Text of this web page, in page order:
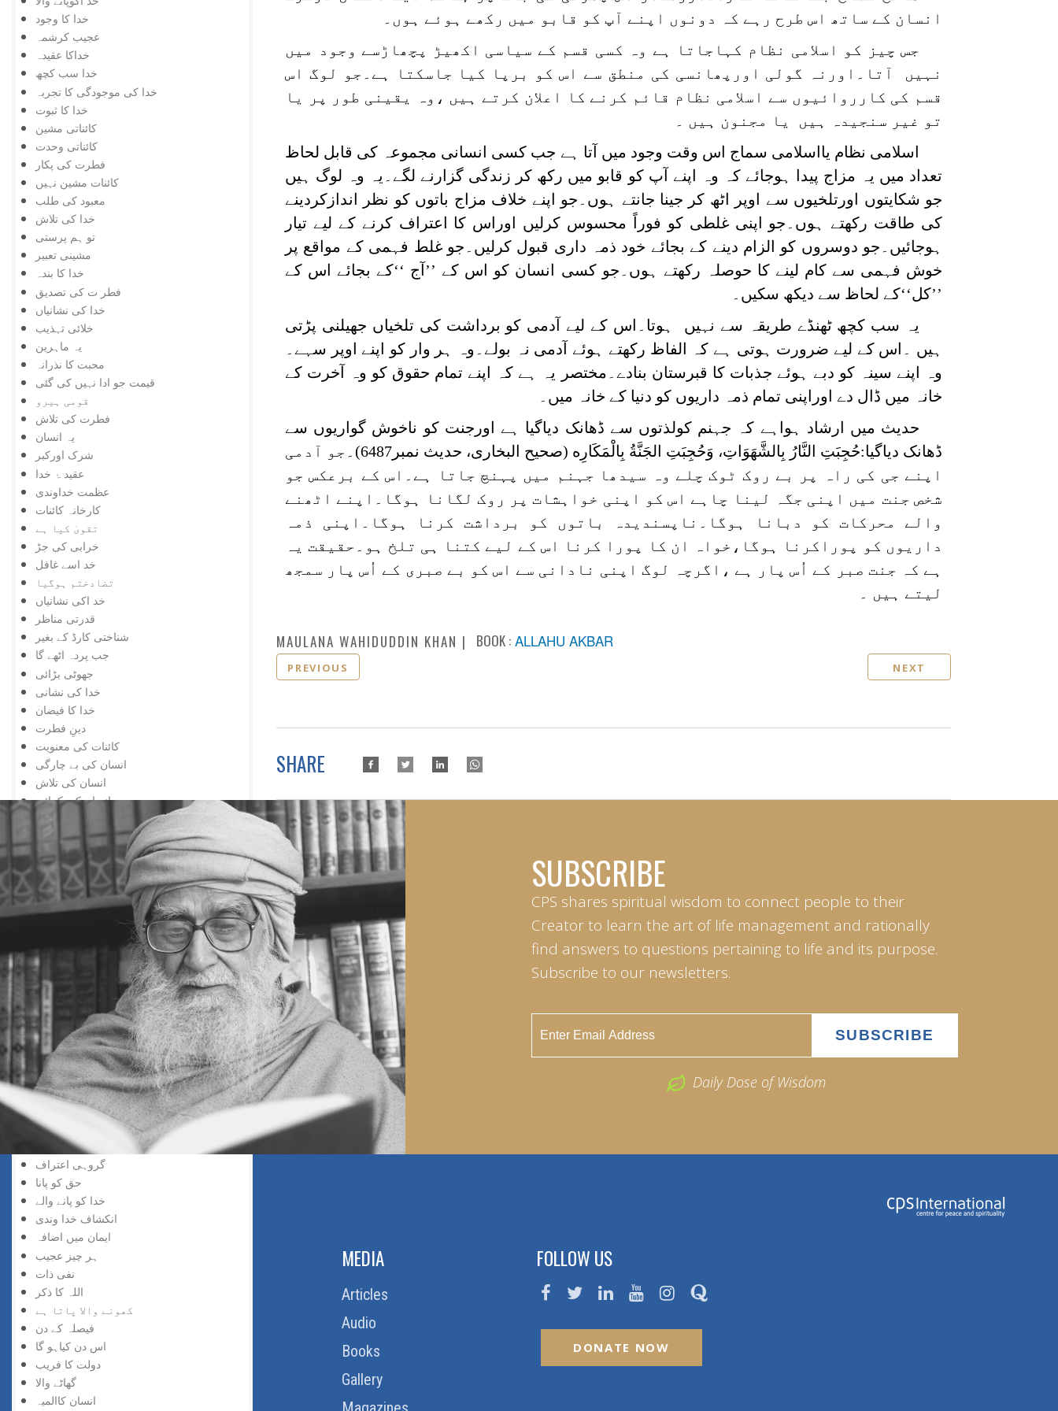
خدا کا وجود
عجیب کرشمہ
خداکا عقیدہ
خدا سب کچھ
خدا کی موجودگی کا تجربہ
خدا کا ثبوت
کائناتی مشین
کائناتی وحدت
فطرت کی پکار
کائنات مشین نہیں
معبود کی طلب
خدا کی تلاش
تو ہم پرستی
مشینی تعبیر
خدا کا بندہ
فطر ت کی تصدیق
خدا کی نشانیاں
خلائی تہذیب
یہ ماہرین
محبت کا نذرانہ
قیمت جو ادا نہیں کی گئی
قومی ہیرو
فطرت کی تلاش
یہ انسان
شرک اورکبر
عقید ۂ خدا
عظمت خداوندی
کارخانہ کائنات
تقویٰ کیا ہے
خرابی کی جڑ
خد اسے غافل
تضادختم ہوگیا
خد اکی نشانیاں
قدرتی مناظر
شناختی کارڈ کے بغیر
جب پردہ اٹھے گا
جھوٹی بڑائی
خدا کی نشانی
خدا کا فیضان
دینِ فطرت
کائنات کی معنویت
انسان کی بے چارگی
انسان کی تلاش
انسان کی کمائی
کچھ سے کچھ
محرومی
یہ بھی ممکن ہے
عجزکی تلافی
کائناتی نمونہ
ضمیر کے خلاف
خدا پر ستی
زندگی کا مسئلہ
زلزلہ درکار ہے
خدا کی یافت
معرفت
توحید اورشرک
سب کچھ عجیب ہے
خد اسے نسبت
حق کی پہچان
دریافت کی لذت
سچائی کو پانے والا
گروہی اعتراف
حق کو پانا
خدا کو پانے والے
انکشاف خدا وندی
ایمان میں اضافہ
ہر چیز عجیب
نفی ذات
اللہ کا ذکر
کھونے والا پاتا ہے
فیصلہ کے دن
اس دن کیاہو گا
دولت کا فریب
گھاٹے والا
انسان کاالمیہ
انسان کے ساتھ اس طرح رہے کہ دونوں اپنے آپ کو قابو میں رکھے ہوئے ہوں۔
جس چیز کو اسلامی نظام کہاجاتا ہے وہ کسی قسم کے سیاسی اکھیڑ پچھاڑسے وجود میں
نہیں آتا۔اورنہ گولی اورپھانسی کی منطق سے اس کو برپا کیا جاسکتا ہے۔جو لوگ اس
قسم کی کارروائیوں سے اسلامی نظام قائم کرنے کا اعلان کرتے ہیں ،وہ یقینی طور پر یا
تو غیر سنجیدہ ہیں یا مجنون ہیں ۔
اسلامی نظام یااسلامی سماج اس وقت وجود میں آتا ہے جب کسی انسانی مجموعہ کی قابل لحاظ
تعداد میں یہ مزاج پیدا ہوجائے کہ وہ اپنے آپ کو قابو میں رکھ کر زندگی گزارنے لگے۔یہ وہ لوگ ہیں
جو شکایتوں اورتلخیوں سے اوپر اٹھ کر جینا جانتے ہوں۔جو اپنے خلاف مزاج باتوں کو نظر اندازکردینے
کی طاقت رکھتے ہوں۔جو اپنی غلطی کو فوراً محسوس کرلیں اوراس کا اعتراف کرنے کے لیے تیار
ہوجائیں۔جو دوسروں کو الزام دینے کے بجائے خود ذمہ داری قبول کرلیں۔جو غلط فہمی کے مواقع پر
خوش فہمی سے کام لینے کا حوصلہ رکھتے ہوں۔جو کسی انسان کو اس کے ’’آج ‘‘کے بجائے اس کے
’’کل‘‘کے لحاظ سے دیکھ سکیں۔
یہ سب کچھ ٹھنڈے طریقہ سے نہیں ہوتا۔اس کے لیے آدمی کو برداشت کی تلخیاں جھیلنی پڑتی
ہیں ۔اس کے لیے ضرورت ہوتی ہے کہ الفاظ رکھتے ہوئے آدمی نہ بولے۔وہ ہر وار کو اپنے اوپر سہے۔
وہ اپنے سینہ کو دبے ہوئے جذبات کا قبرستان بنادے۔مختصر یہ ہے کہ اپنے تمام حقوق کو وہ آخرت کے
خانہ میں ڈال دے اوراپنی تمام ذمہ داریوں کو دنیا کے خانہ میں۔
حدیث میں ارشاد ہواہے کہ جہنم کولذتوں سے ڈھانک دیاگیا ہے اورجنت کو ناخوش گواریوں سے
ڈھانک دیاگیا:حُجِبَتِ النَّارُ بِالشَّهَوَاتِ، وَحُجِبَتِ الجَنَّةُ بِالْمَكَارِه (صحیح البخاری، حدیث نمبر6487)۔جو آدمی
اپنے جی کی راہ پر بے روک ٹوک چلے وہ سیدھا جہنم میں پہنچ جاتا ہے۔اس کے برعکس جو
شخص جنت میں اپنی جگہ لینا چاہے اس کو اپنی خواہشات پر روک لگانا ہوگا۔اپنے اٹھنے
والے محرکات کو دبانا ہوگا۔ناپسندیدہ باتوں کو برداشت کرنا ہوگا۔اپنی ذمہ
داریوں کو پوراکرنا ہوگا،خواہ ان کا پورا کرنا اس کے لیے کتنا ہی تلخ ہو۔حقیقت یہ
ہے کہ جنت صبر کے اُس پار ہے ،اگرچہ لوگ اپنی نادانی سے اس کو بے صبری کے اُس پار سمجھ
لیتے ہیں ۔
MAULANA WAHIDUDDIN KHAN BOOK : ALLAHU AKBAR
PREVIOUS NEXT
SHARE
SUBSCRIBE
CPS shares spiritual wisdom to connect people to their
Creator to learn the art of life management and rationally
find answers to questions pertaining to life and its purpose.
Subscribe to our newsletters.
Daily Dose of Wisdom
MEDIA
Articles
Audio
Books
Gallery
FOLLOW US
DONATE NOW